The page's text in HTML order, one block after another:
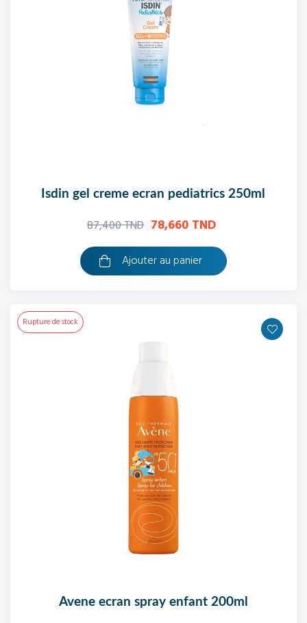
isdin gel creme ecran pediatrics 250ml
87,400 TND 78,660 TND
Ajouter au panier
Rupture de stock
avene ecran spray enfant 200ml